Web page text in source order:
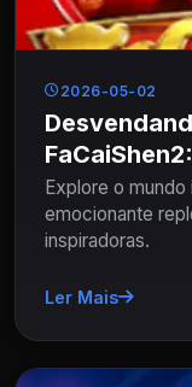
2026-05-02
Explore o mundo
emocionante
inspiradoras.
Ler Mais